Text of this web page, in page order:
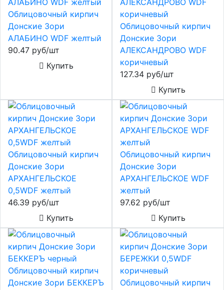
Облицовочный кирпич
Донские Зори
АЛАБИНО WDF желтый
90.47 руб/шт
Купить
Облицовочный кирпич
Донские Зори
АЛЕКСАНДРОВО WDF
коричневый
127.34 руб/шт
Купить
Облицовочный кирпич
Донские Зори
АРХАНГЕЛЬСКОЕ
0,5WDF желтый
46.39 руб/шт
Купить
Облицовочный кирпич
Донские Зори
АРХАНГЕЛЬСКОЕ WDF
желтый
97.62 руб/шт
Купить
Облицовочный кирпич
Донские Зори БЕККЕРЪ
Облицовочный кирпич